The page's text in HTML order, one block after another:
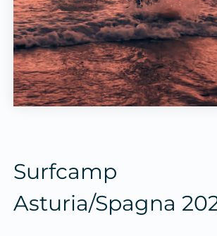
Surfcamp
Asturia/Spagna